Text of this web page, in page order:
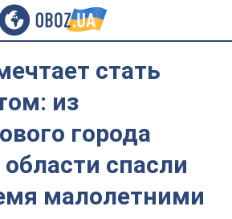
стать
из
города
спасли
малолетними